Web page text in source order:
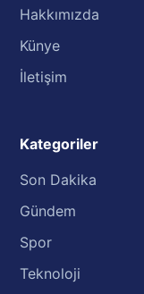
Hakkımızda
Künye
İletişim
Kategoriler
Son Dakika
Gündem
Spor
Teknoloji